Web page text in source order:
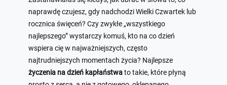
naprawdę czujesz, gdy nadchodzi Wielki Czwartek lub
rocznica święceń? Czy zwykłe „wszystkiego
najlepszego” wystarczy komuś, kto na co dzień
wspiera cię w najważniejszych, często
najtrudniejszych momentach życia? Najlepsze
życzenia na dzień kapłaństwato takie, które płyną